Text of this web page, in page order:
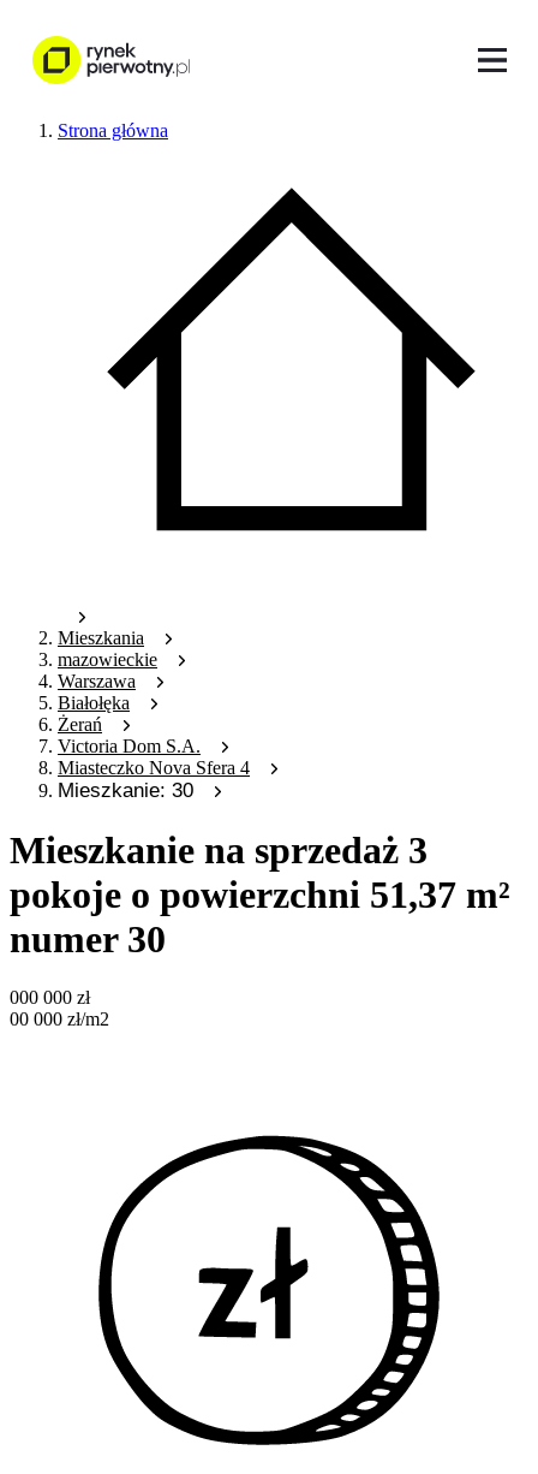
Strona główna
Mieszkania
mazowieckie
Warszawa
Białołęka
Żerań
Victoria Dom S.A.
Miasteczko Nova Sfera 4
Mieszkanie: 30
Mieszkanie na sprzedaż 3
pokoje o powierzchni 51,37 m²
numer 30
000 000 zł
00 000 zł/m2